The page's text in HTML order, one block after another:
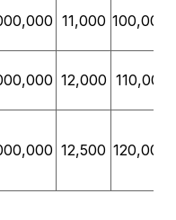
11,000 100,000
12,000 110,000
12,500 120,000